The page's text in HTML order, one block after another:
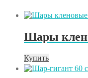
Шары
Купить